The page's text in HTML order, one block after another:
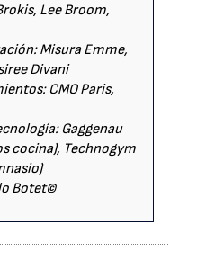
Lee Broom,
Misura Emme,
Divani
CMO Paris,
Gaggenau
cocina), Technogym
Botet©